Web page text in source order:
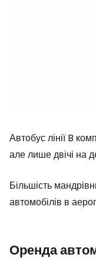
Автобус лінії B
але лише двічі на
Більшість
автомобілів в
Оренда